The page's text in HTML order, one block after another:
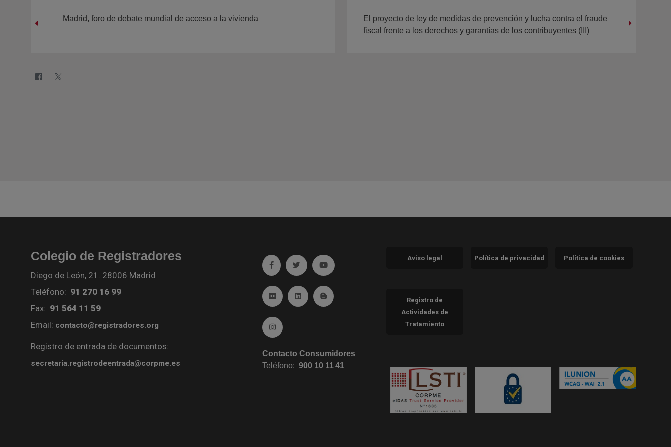
Madrid, foro de debate mundial de acceso a la vivienda
El proyecto de ley de medidas de prevención y lucha contra el fraude
fiscal frente a los derechos y garantías de los contribuyentes (III)
Colegio de Registradores
Diego de León, 21. 28006 Madrid
Teléfono: 91 270 16 99
Fax: 91 564 11 59
Email: contacto@registradores.org
Registro de entrada de documentos:
secretaria.registrodeentrada@corpme.es
Ir a facebook (abre en ventana nueva)
Ir a twitter (abre en ventana nueva)
Ir a YouTube (abre en ventana nueva)
Ir a Flickr (abre en ventana nueva)
Ir a Linkedin (abre en ventana nueva)
Ir al Blog (abre en ventana nueva)
Ir a Instagram (abre en ventana nueva)
Contacto Consumidores
Teléfono:900 10 11 41
Aviso legal Política de privacidad Política de cookies
Registro de
Actividades de
Tratamiento